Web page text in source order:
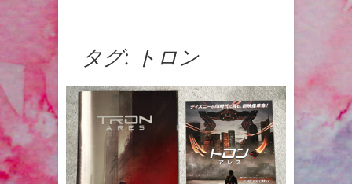
タグ: トロン